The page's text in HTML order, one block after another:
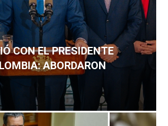
CON EL PRESIDENTE
ABORDARON